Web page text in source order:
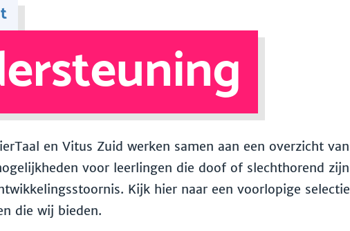
en Vitus Zuid werken samen aan een overzicht van
voor leerlingen die doof of slechthorend zijn
Kijk hier naar een voorlopige selectie
die wij bieden.